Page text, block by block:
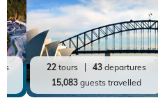
22tours 43departures
15,083guests travelled